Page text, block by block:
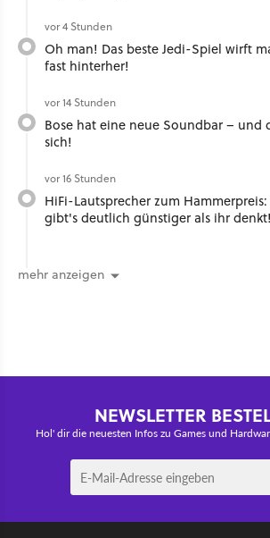
vor 4 Stunden
Oh man! Das beste Jedi-Spiel wirft
fast hinterher!
vor 14 Stunden
Bose hat eine neue Soundbar – und
sich!
vor 16 Stunden
HiFi-Lautsprecher zum
gibt's deutlich günstiger als ihr denkt!
mehr anzeigen
NEWSLETTER
Hol' dir die neuesten Infos zu Games und